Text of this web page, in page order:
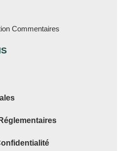
Commentaires